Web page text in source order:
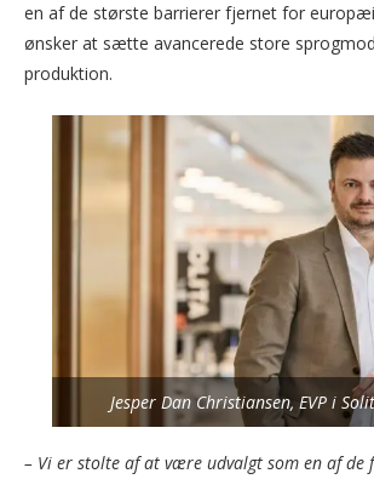
en af de største barrierer fjernet for
ønsker at sætte avancerede store
produktion.
Jesper Dan Christiansen, EVP i
– Vi er stolte af at være udvalgt som en af de